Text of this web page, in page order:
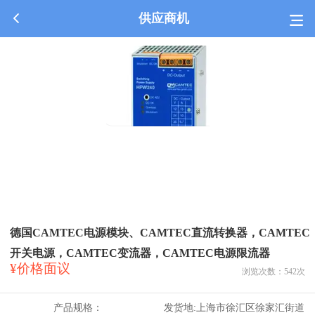
供应商机
德国CAMTEC电源模块、CAMTEC直流转换器，CAMTEC
开关电源，CAMTEC变流器，CAMTEC电源限流器
¥价格面议 浏览次数： 542次
产品规格： 发货地:上海市徐汇区徐家汇街道